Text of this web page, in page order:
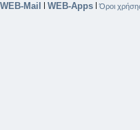
WEB-Mail WEB-Apps |Όροι